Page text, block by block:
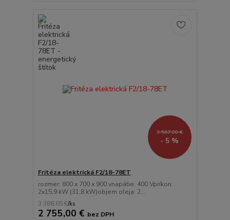
3 567,00 €
- 5 %
Fritéza elektrická F2/18-78ET
rozmer: 800 x 700 x 900 vnapätie: 400 Vpríkon:
2x15,9 kW (31,8 kW)objem oleja: 2...
3 388,65 €/ks
2 755,00 € bez DPH